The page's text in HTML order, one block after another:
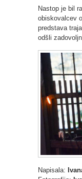
Nastop je bil
obiskovalcev
predstava
odšli
Napisala: